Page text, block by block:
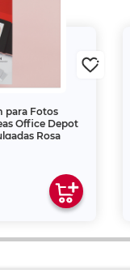
para Fotos
Office Depot
Rosa